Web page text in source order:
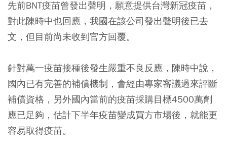
先前BNT疫苗曾發出聲明，願意提供台灣新冠疫苗，
對此陳時中也回應，我國在該公司發出聲明後已去
文，但目前尚未收到官方回覆。
針對萬一疫苗接種後發生嚴重不良反應，陳時中說，
國內已有完善的補償機制，會經由專家審議過來評斷
補償資格，另外國內當前的疫苗採購目標4500萬劑
應已足夠，估計下半年疫苗變成買方市場後，就能更
容易取得疫苗。